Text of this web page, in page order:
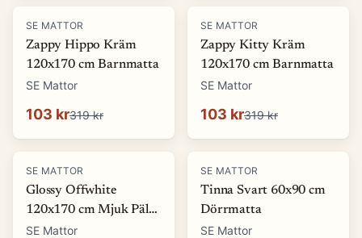
-68%
SE MATTOR
Zappy Hippo Kräm
120x170 cm Barnmatta
SE Mattor
103 kr319 kr
-68%
SE MATTOR
Zappy Kitty Kräm
120x170 cm Barnmatta
SE Mattor
103 kr319 kr
-69%
SE MATTOR
Glossy Offwhite
120x170 cm Mjuk Päls-
look Matta
SE Mattor
-13 %
SE MATTOR
Tinna Svart 60x90 cm
Dörrmatta
SE Mattor